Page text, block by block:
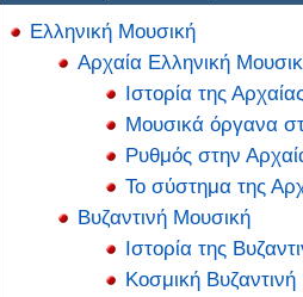
Ελληνική Μουσική
Αρχαία Ελληνική
Ιστορία της
Μουσικά όργανα
Ρυθμός στην
Το σύστημα της
Βυζαντινή Μουσική
Ιστορία της
Κοσμική